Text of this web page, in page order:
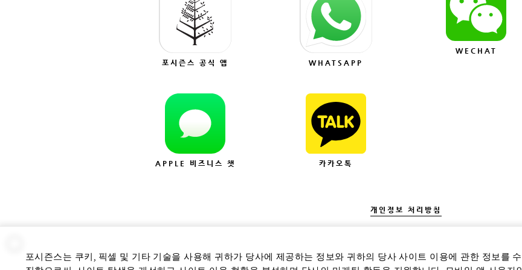
포시즌스 공식 앱 WHATSAPP
WECHAT
APPLE 비즈니스 챗 카카오톡
개인정보 처리방침
포시즌스는 쿠키, 픽셀 및 기타 기술을 사용해 귀하가 당사에 제공하는 정보와 귀하의 당사 사이트 이용에 관한 정보를 수